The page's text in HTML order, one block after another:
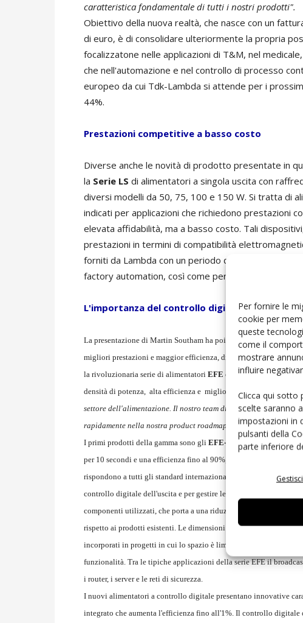
Per fornire le
cookie per
queste
come il
mostrare
influire
Clicca qui sotto
scelte saranno
impostazioni in
pulsanti della
parte inferiore
caratteristica fondamentale di tutti i nostri prodotti".
Obiettivo della nuova realtà, che nasce con un
di euro, è di consolidare ulteriormente la propria
focalizzatone nelle applicazioni di T&M, nel
che nell'automazione e nel controllo di processo
europeo da cui Tdk-Lambda si attende per i
44%.
Prestazioni competitive a basso costo
Diverse anche le novità di prodotto presentate in
la Serie LS di alimentatori a singola uscita con
diversi modelli da 50, 75, 100 e 150 W. Si tratta di
indicati per applicazioni che richiedono prestazioni
elevata affidabilità, ma a basso costo. Tali
prestazioni in termini di compatibilità
forniti da Lambda con un periodo di garanzia di 3
factory automation, così come per le vending
L'importanza del controllo digitale
La presentazione di Martin Southam ha poi posto l'accento
migliori prestazioni e maggior efficienza, di affidabilità e rispetto
la rivoluzionaria serie di alimentatori EFE controllati digitalmente
densità di potenza, alta efficienza e migliorata affidabilità.
"Si
settore dell'alimentazione. Il nostro team di design del Regno
rapidamente nella nostra product roadmap"
ha commentato
I primi prodotti della gamma sono gli EFE-300da 300 W e gli
per 10 secondi e una efficienza fino al 90%, a cui si uniscono gli
rispondono a tutti gli standard internazionali di sicurezza. La
controllo digitale dell'uscita e per gestire le routine di controllo
componenti utilizzati, che porta a una riduzione del 45% delle
rispetto ai prodotti esistenti. Le dimensioni compatte e un profilo
incorporati in progetti in cui lo spazio è limitato, rendendo il
funzionalità. Tra le tipiche applicazioni della serie EFE il
i router, i server e le reti di sicurezza.
I nuovi alimentatori a controllo digitale presentano innovative
integrato che aumenta l'efficienza fino all'1%. Il controllo